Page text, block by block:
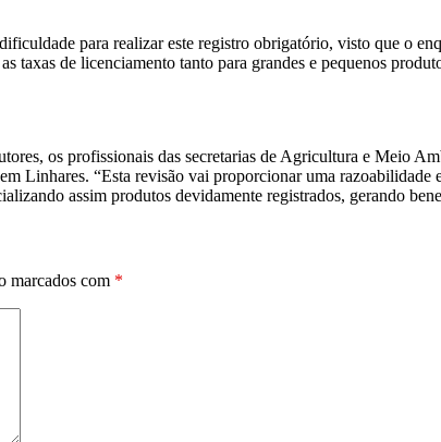
para realizar este registro obrigatório, visto que o
taxas de licenciamento tanto para grandes e pequenos
os profissionais das secretarias de Agricultura e Meio
Linhares. “Esta revisão vai proporcionar uma
assim produtos devidamente registrados, gerando
marcados com *